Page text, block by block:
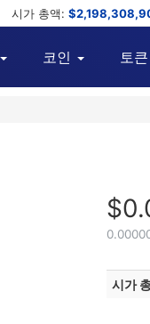
시가 총액:
코인 토큰
시가